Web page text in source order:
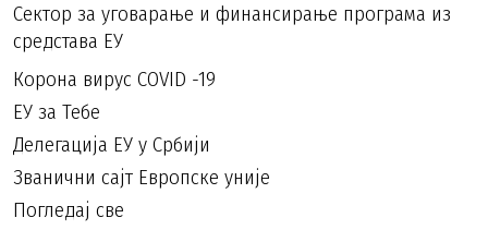
Сектор за уговарање и финансирање програма из
средстава ЕУ
Корона вирус COVID -19
ЕУ за Тебе
Делегација ЕУ у Србији
Званични сајт Европске уније
Погледај све